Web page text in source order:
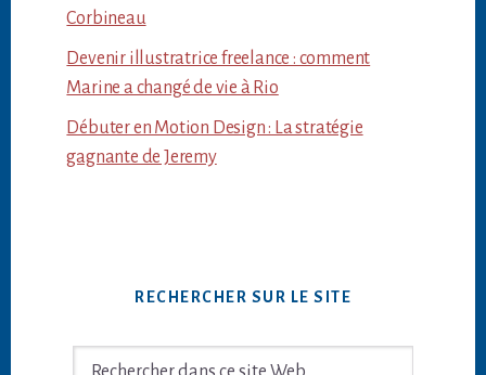
Corbineau
Devenir illustratrice freelance : comment
Marine a changé de vie à Rio
Débuter en Motion Design : La stratégie
gagnante de Jeremy
RECHERCHER SUR LE SITE
Rechercher